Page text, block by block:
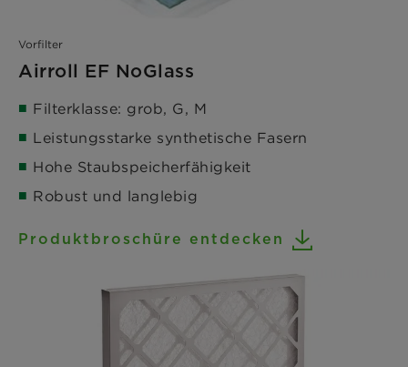
Vorfilter
Airroll EF NoGlass
Filterklasse: grob, G, M
Leistungsstarke synthetische Fasern
Hohe Staubspeicherfähigkeit
Robust und langlebig
Produktbroschüre entdecken